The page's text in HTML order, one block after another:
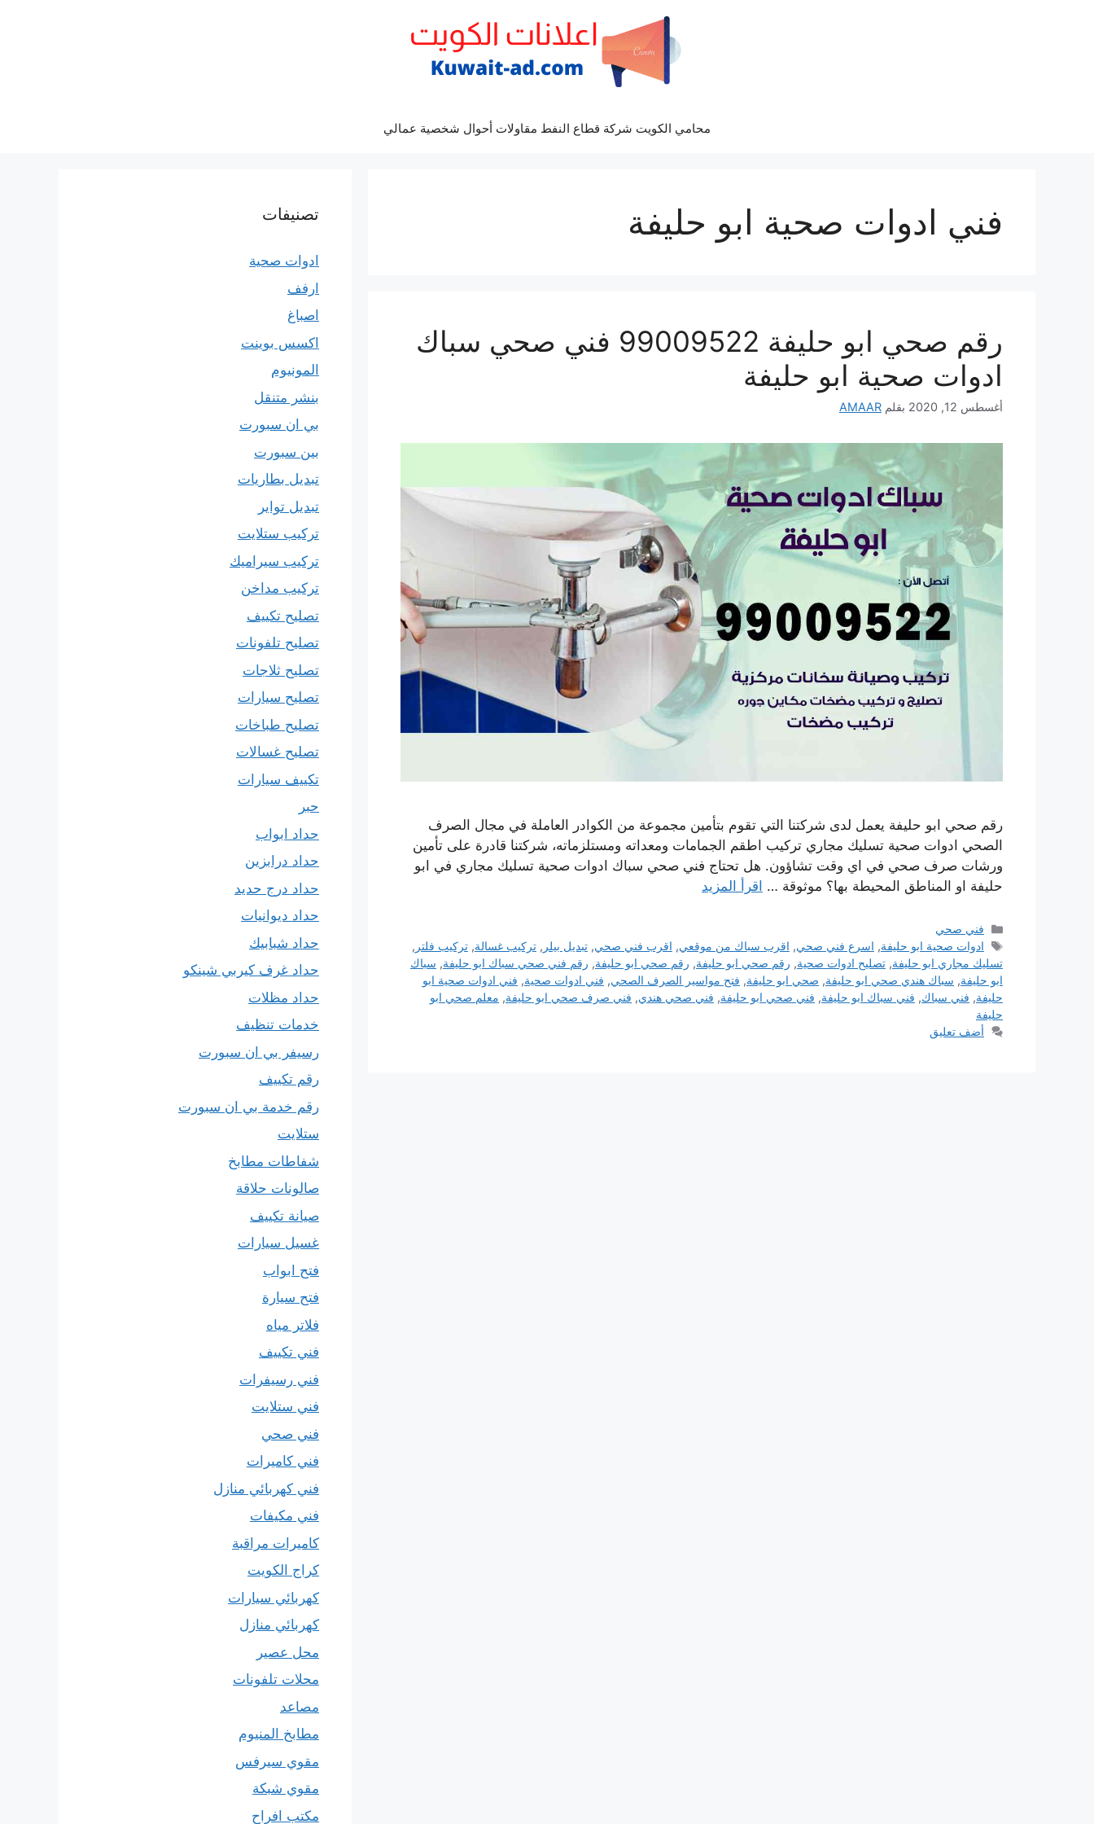
محامي الكويت شركة قطاع النفط مقاولات أحوال شخصية عمالي
فني ادوات صحية ابو حليفة
رقم صحي ابو حليفة 99009522 فني صحي سباك
ادوات صحية ابو حليفة
أغسطس 12, 2020 بقلم AMAAR
رقم صحي ابو حليفة يعمل لدى شركتنا التي تقوم بتأمين مجموعة من الكوادر العاملة في مجال الصرف
الصحي ادوات صحية تسليك مجاري تركيب اطقم الجمامات ومعداته ومستلزماته، شركتنا قادرة على تأمين
ورشات صرف صحي في اي وقت تشاؤون. هل تحتاج فني صحي سباك ادوات صحية تسليك مجاري في ابو
حليفة او المناطق المحيطة بها؟ موثوقة … اقرأ المزيد
التصنيفات
فني صحي
الوسوم
ادوات صحية ابو حليفة, اسرع فني صحي, اقرب سباك من موقعي, اقرب فني صحي,تبديل بيلر ,تركيب غسالة,تركيب فلتر ,
تسليك مجاري ابو حليفة, تصليح ادوات صحية, رقم صحي ابو حليفة, رقم صحي ابو حليفة, رقم فني صحي سباك ابو حليفة, سباك
ابو حليفة, سباك هندي صحي ابو حليفة, صحي ابو حليفة, فتح مواسير الصرف الصحي, فني ادوات صحية, فني ادوات صحية ابو
حليفة, فني سباك, فني سباك ابو حليفة, فني صحي ابو حليفة, فني صحي هندي, فني صرف صحي ابو حليفة, معلم صحي ابو
حليفة
أضف تعليق
تصنيفات
ادوات صحية
ارفف
اصباغ
اكسس بوينت
المونيوم
بنشر متنقل
بي ان سبورت
بين سبورت
تبديل بطاريات
تبديل تواير
تركيب ستلايت
تركيب سيراميك
تركيب مداخن
تصليح تكييف
تصليح تلفونات
تصليح ثلاجات
تصليح سيارات
تصليح طباخات
تصليح غسالات
تكييف سيارات
حبر
حداد ابواب
حداد درابزين
حداد درج حديد
حداد ديوانيات
حداد شبابيك
حداد غرف كيربي شينكو
حداد مظلات
خدمات تنظيف
رسيفر بي ان سبورت
رقم تكييف
رقم خدمة بي ان سبورت
ستلايت
شفاطات مطابخ
صالونات حلاقة
صيانة تكييف
غسيل سيارات
فتح ابواب
فتح سيارة
فلاتر مياه
فني تكييف
فني رسيفرات
فني ستلايت
فني صحي
فني كاميرات
فني كهربائي منازل
فني مكيفات
كاميرات مراقبة
كراج الكويت
كهربائي سيارات
كهربائي منازل
محل عصير
محلات تلفونات
مصاعد
مطابخ المنيوم
مقوي سيرفس
مقوي شبكة
مكتب افراح